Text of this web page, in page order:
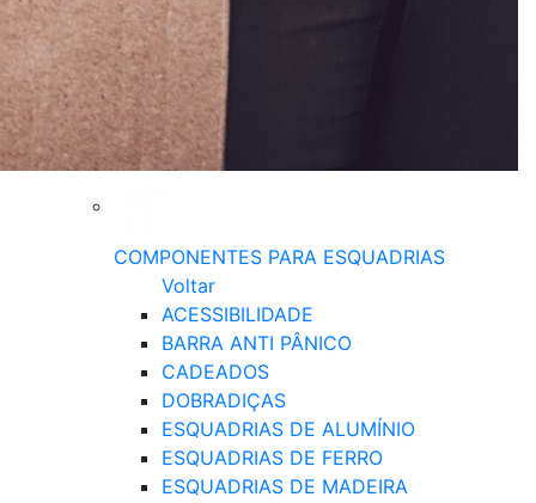
COMPONENTES PARA ESQUADRIAS
Voltar
ACESSIBILIDADE
BARRA ANTI PÂNICO
CADEADOS
DOBRADIÇAS
ESQUADRIAS DE ALUMÍNIO
ESQUADRIAS DE FERRO
ESQUADRIAS DE MADEIRA